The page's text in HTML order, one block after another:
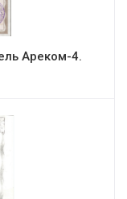
Ареком-4.